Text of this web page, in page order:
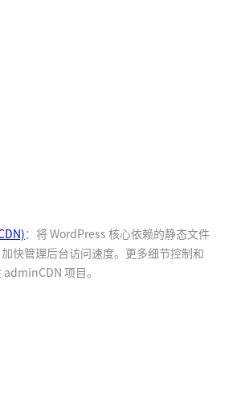
：将 WordPress 核心依赖的静态文件
快管理后台访问速度。更多细节控制和
项目。